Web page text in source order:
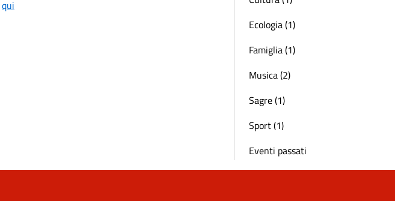
qui
Ecologia (1)
Famiglia (1)
Musica (2)
Sagre (1)
Sport (1)
Eventi passati